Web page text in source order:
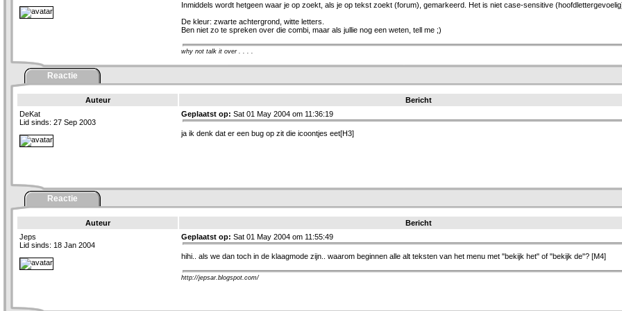
Inmiddels wordt hetgeen waar je op zoekt, als je op tekst zoekt (forum), gemarkeerd. Het is niet case-sensitive
De kleur: zwarte achtergrond, witte letters.
Ben niet zo te spreken over die combi, maar als jullie nog een weten, tell me ;)
why not talk it over . . . .
Reactie
Auteur
Bericht
DeKat
Lid sinds: 27 Sep 2003
Geplaatst op: Sat 01 May 2004 om 11:36:19
ja ik denk dat er een bug op zit die icoontjes eet[H3]
Reactie
Auteur
Bericht
Jeps
Lid sinds: 18 Jan 2004
Geplaatst op: Sat 01 May 2004 om 11:55:49
hihi.. als we dan toch in de klaagmode zijn.. waarom beginnen alle alt teksten van het menu met "bekijk het" of "bekijk de"? [M4]
http://jepsar.blogspot.com/